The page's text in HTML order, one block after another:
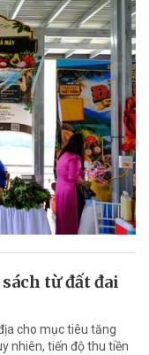
từ đất đai
cho mục tiêu tăng
nhiên, tiến độ thu tiền